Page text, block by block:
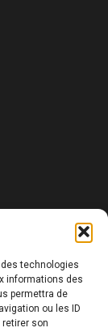
technologies
informations des
permettra de
ou les ID
son